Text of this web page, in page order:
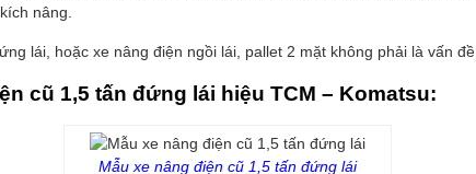
nâng.
lái, hoặc xe nâng điện ngồi lái, pallet 2 mặt không phải là vấn đề.
cũ 1,5 tấn đứng lái hiệu TCM – Komatsu:
Mẫu xe nâng điện cũ 1,5 tấn đứng lái